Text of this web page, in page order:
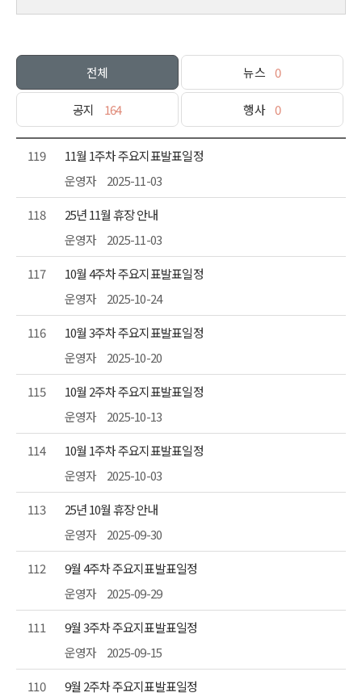
전체 뉴스 0
공지 164 행사 0
119
11월 1주차 주요지표발표일정
운영자
2025-11-03
118
25년 11월 휴장 안내
운영자
2025-11-03
117
10월 4주차 주요지표발표일정
운영자
2025-10-24
116
10월 3주차 주요지표발표일정
운영자
2025-10-20
115
10월 2주차 주요지표발표일정
운영자
2025-10-13
114
10월 1주차 주요지표발표일정
운영자
2025-10-03
113
25년 10월 휴장 안내
운영자
2025-09-30
112
9월 4주차 주요지표발표일정
운영자
2025-09-29
111
9월 3주차 주요지표발표일정
운영자
2025-09-15
110
9월 2주차 주요지표발표일정